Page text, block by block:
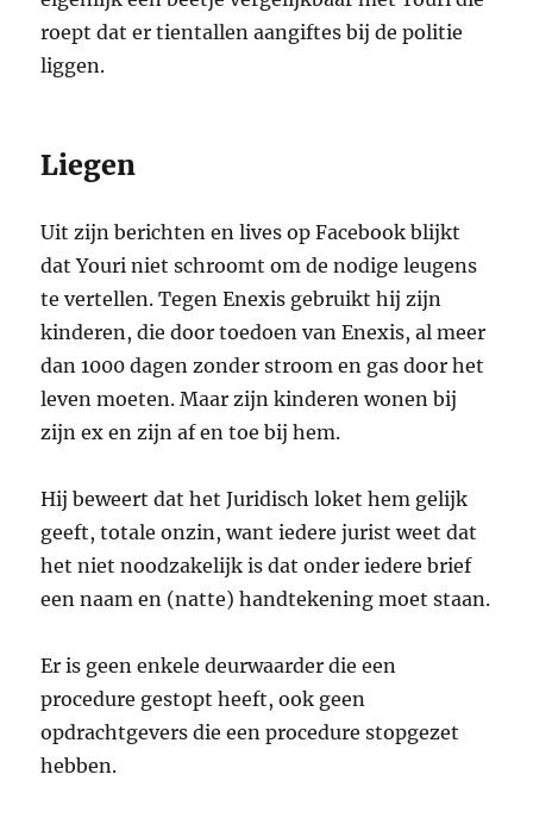
roept dat er tientallen aangiftes bij de politie
liggen.
Liegen
Uit zijn berichten en lives op Facebook blijkt
dat Youri niet schroomt om de nodige leugens
te vertellen. Tegen Enexis gebruikt hij zijn
kinderen, die door toedoen van Enexis, al meer
dan 1000 dagen zonder stroom en gas door het
leven moeten. Maar zijn kinderen wonen bij
zijn ex en zijn af en toe bij hem.
Hij beweert dat het Juridisch loket hem gelijk
geeft, totale onzin, want iedere jurist weet dat
het niet noodzakelijk is dat onder iedere brief
een naam en (natte) handtekening moet staan.
Er is geen enkele deurwaarder die een
procedure gestopt heeft, ook geen
opdrachtgevers die een procedure stopgezet
hebben.